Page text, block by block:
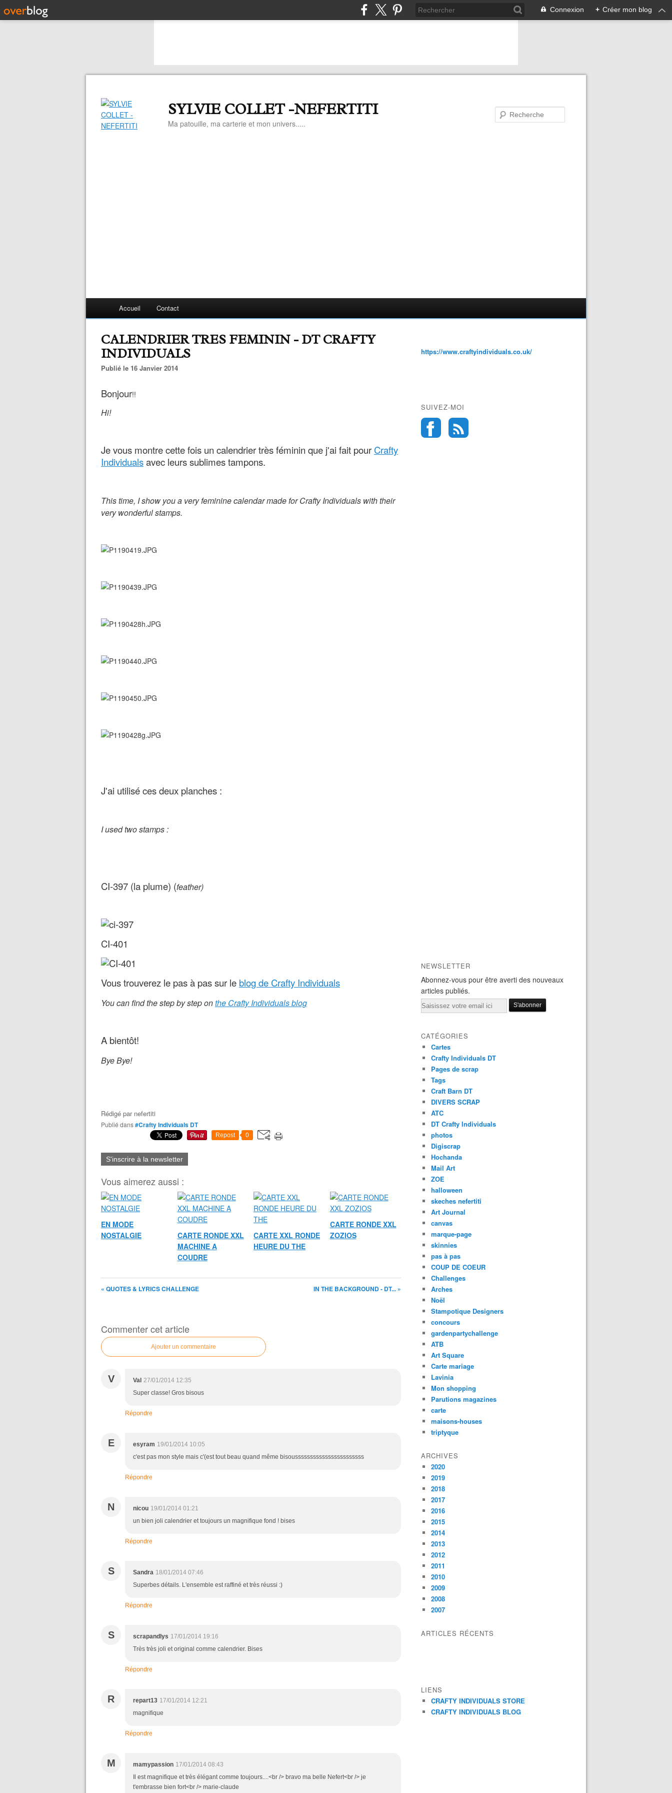
Connexion + Créer mon blog
SYLVIE COLLET -NEFERTITI
Ma patouille, ma carterie et mon univers.....
Accueil Contact
CALENDRIER TRES FEMININ - DT CRAFTY
INDIVIDUALS
Publié le 16 Janvier 2014
Bonjour!!
Hi!
Je vous montre cette fois un calendrier très féminin que j'ai fait pour Crafty
Individualsavec leurs sublimes tampons.
This time, I show you a very feminine calendar made for Crafty Individuals with their
very wonderful stamps.
J'ai utilisé ces deux planches :
I used two stamps :
CI-397 (la plume) (feather)
CI-401
Vous trouverez le pas à pas sur le blog de Crafty Individuals
You can find the step by step onthe Crafty Individuals blog
A bientôt!
Bye Bye!
Rédigé par nefertiti
Publié dans#Crafty Individuals DT
Repost 0
S'inscrire à la newsletter
Vous aimerez aussi :
EN MODE
NOSTALGIE
CARTE RONDE XXL
MACHINE A
COUDRE
CARTE XXL RONDE
HEURE DU THE
CARTE RONDE XXL
ZOZIOS
« QUOTES & LYRICS CHALLENGE IN THE BACKGROUND - DT... »
Commenter cet article
Ajouter un commentaire
V Val 27/01/2014 12:35
Super classe! Gros bisous
Répondre
E esyram 19/01/2014 10:05
c'est pas mon style mais c'(est tout beau quand même bisousssssssssssssssssssssss
Répondre
N nicou 19/01/2014 01:21
un bien joli calendrier et toujours un magnifique fond ! bises
Répondre
S Sandra 18/01/2014 07:46
Superbes détails. L'ensemble est raffiné et très réussi :)
Répondre
S scrapandlys 17/01/2014 19:16
Très très joli et original comme calendrier. Bises
Répondre
R repart13 17/01/2014 12:21
magnifique
Répondre
M mamypassion 17/01/2014 08:43
Il est magnifique et très élégant comme toujours....<br /> bravo ma belle Nefert<br /> je
t'embrasse bien fort<br /> marie-claude
https://www.craftyindividuals.co.uk/
SUIVEZ-MOI
NEWSLETTER
Abonnez-vous pour être averti des nouveaux
articles publiés.
Email
CATÉGORIES
Cartes
Crafty Individuals DT
Pages de scrap
Tags
Craft Barn DT
DIVERS SCRAP
ATC
DT Crafty Individuals
photos
Digiscrap
Hochanda
Mail Art
ZOE
halloween
skeches nefertiti
Art Journal
canvas
marque-page
skinnies
pas à pas
COUP DE COEUR
Challenges
Arches
Noël
Stampotique Designers
concours
gardenpartychallenge
ATB
Art Square
Carte mariage
Lavinia
Mon shopping
Parutions magazines
carte
maisons-houses
triptyque
ARCHIVES
2020
2019
2018
2017
2016
2015
2014
2013
2012
2011
2010
2009
2008
2007
ARTICLES RÉCENTS
LIENS
CRAFTY INDIVIDUALS STORE
CRAFTY INDIVIDUALS BLOG